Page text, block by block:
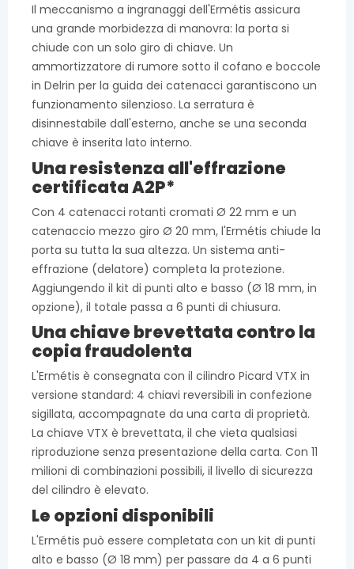
Il meccanismo a ingranaggi dell'Ermétis assicura
una grande morbidezza di manovra: la porta si
chiude con un solo giro di chiave. Un
ammortizzatore di rumore sotto il cofano e boccole
in Delrin per la guida dei catenacci garantiscono un
funzionamento silenzioso. La serratura è
disinnestabile dall'esterno, anche se una seconda
chiave è inserita lato interno.
Una resistenza all'effrazione
certificata A2P*
Con 4 catenacci rotanti cromati Ø 22 mm e un
catenaccio mezzo giro Ø 20 mm, l'Ermétis chiude la
porta su tutta la sua altezza. Un sistema anti-
effrazione (delatore) completa la protezione.
Aggiungendo il kit di punti alto e basso (Ø 18 mm, in
opzione), il totale passa a 6 punti di chiusura.
Una chiave brevettata contro la
copia fraudolenta
L'Ermétis è consegnata con il cilindro Picard VTX in
versione standard: 4 chiavi reversibili in confezione
sigillata, accompagnate da una carta di proprietà.
La chiave VTX è brevettata, il che vieta qualsiasi
riproduzione senza presentazione della carta. Con 11
milioni di combinazioni possibili, il livello di sicurezza
del cilindro è elevato.
Le opzioni disponibili
L'Ermétis può essere completata con un kit di punti
alto e basso (Ø 18 mm) per passare da 4 a 6 punti